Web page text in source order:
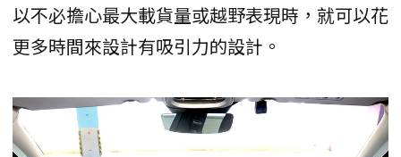
以不必擔心最大載貨量或越野表現時，就可以花
更多時間來設計有吸引力的設計。